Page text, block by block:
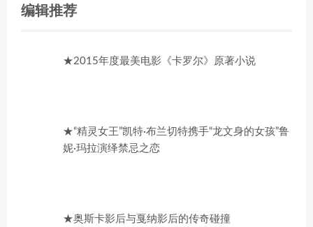
编辑推荐
★2015年度最美电影《卡罗尔》原著小说
★“精灵女王”凯特·布兰切特携手“龙文身的女孩”鲁
妮·玛拉演绎禁忌之恋
★奥斯卡影后与戛纳影后的传奇碰撞